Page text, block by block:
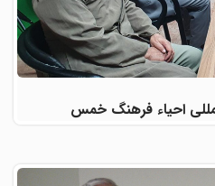
احیاء فرهنگ خمس